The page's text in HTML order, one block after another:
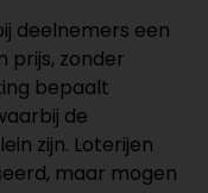
deelnemers een
prijs, zonder
bepaalt
de
zijn. Loterijen
maar mogen